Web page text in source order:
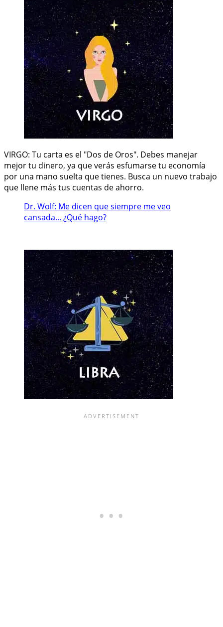
VIRGO: Tu carta es el "Dos de Oros". Debes manejar
mejor tu dinero, ya que verás esfumarse tu economía
por una mano suelta que tienes. Busca un nuevo trabajo
que llene más tus cuentas de ahorro.
Dr. Wolf: Me dicen que siempre me veo
cansada... ¿Qué hago?